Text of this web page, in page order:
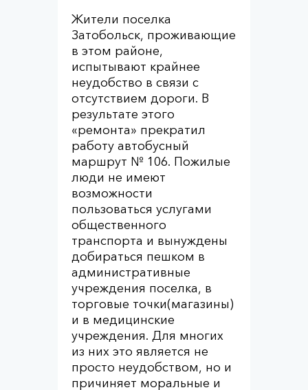
Жители поселка
Затобольск, проживающие
в этом районе,
испытывают крайнее
неудобство в связи с
отсутствием дороги. В
результате этого
«ремонта» прекратил
работу автобусный
маршрут № 106. Пожилые
люди не имеют
возможности
пользоваться услугами
общественного
транспорта и вынуждены
добираться пешком в
административные
учреждения поселка, в
торговые точки(магазины)
и в медицинские
учреждения. Для многих
из них это является не
просто неудобством, но и
причиняет моральные и